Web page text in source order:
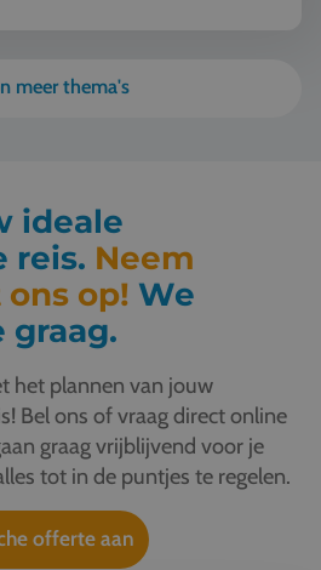
meer thema's
ideale
reis. Neem
op! We
graag.
het plannen van jouw
Bel ons of vraag direct online
graag vrijblijvend voor je
tot in de puntjes te regelen.
offerte aan